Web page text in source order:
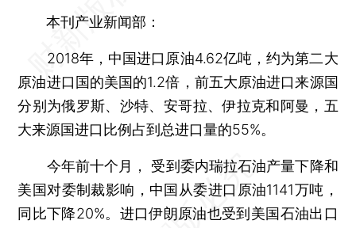
本刊产业新闻部：
2018年，中国进口原油4.62亿吨，约为第二大
原油进口国的美国的1.2倍，前五大原油进口来源国
分别为俄罗斯、沙特、安哥拉、伊拉克和阿曼，五
大来源国进口比例占到总进口量的55%。
今年前十个月， 受到委内瑞拉石油产量下降和
美国对委制裁影响，中国从委进口原油1141万吨，
同比下降20%。进口伊朗原油也受到美国石油出口